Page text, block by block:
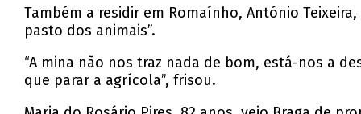
Também a residir em Romaínho, António
pasto dos animais”.
“A mina não nos traz nada de bom, está-nos a
que parar a agrícola”, frisou.